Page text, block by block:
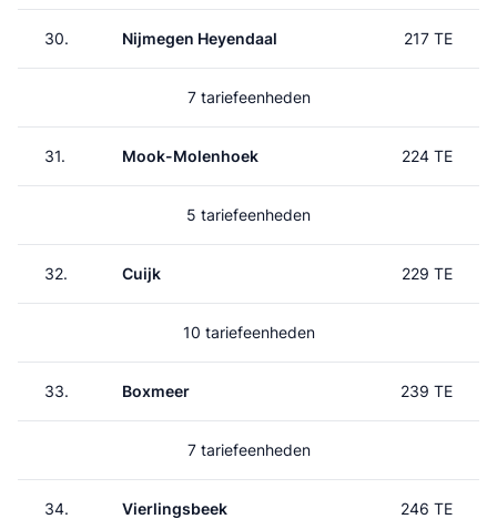
30. Nijmegen Heyendaal 217 TE
7 tariefeenheden
31. Mook-Molenhoek 224 TE
5 tariefeenheden
32. Cuijk 229 TE
10 tariefeenheden
33. Boxmeer 239 TE
7 tariefeenheden
34. Vierlingsbeek 246 TE